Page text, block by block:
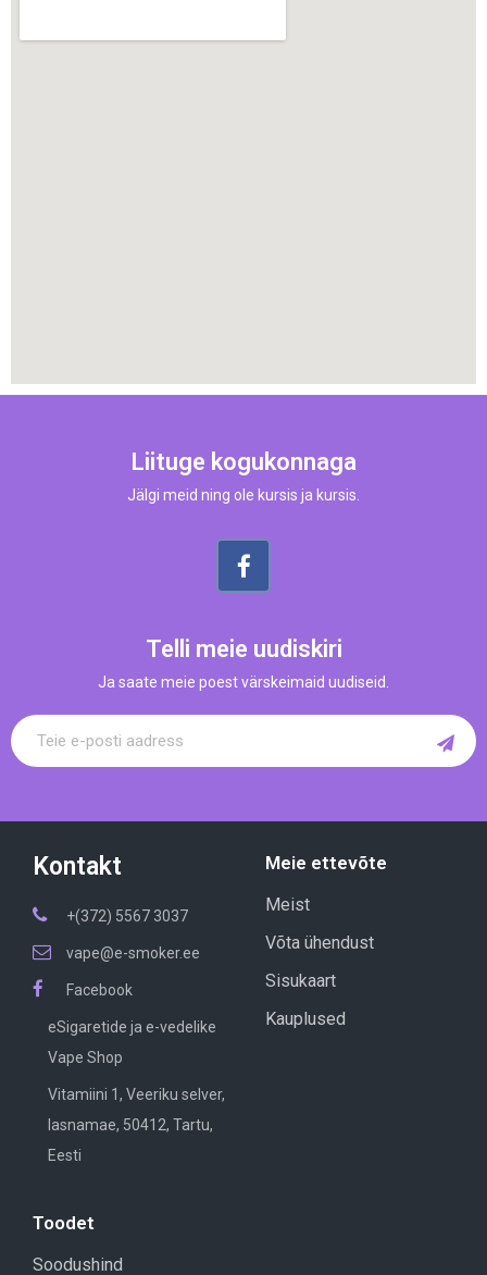
Liituge kogukonnaga
Jälgi meid ning ole kursis ja kursis.
Telli meie uudiskiri
Ja saate meie poest värskeimaid uudiseid.
Kontakt
+(372) 5567 3037
vape@e-smoker.ee
Facebook
eSigaretide ja e-vedelike
Vape Shop
Vitamiini 1, Veeriku selver,
lasnamae, 50412, Tartu,
Eesti
Meie ettevõte
Meist
Võta ühendust
Sisukaart
Kauplused
Toodet
Soodushind